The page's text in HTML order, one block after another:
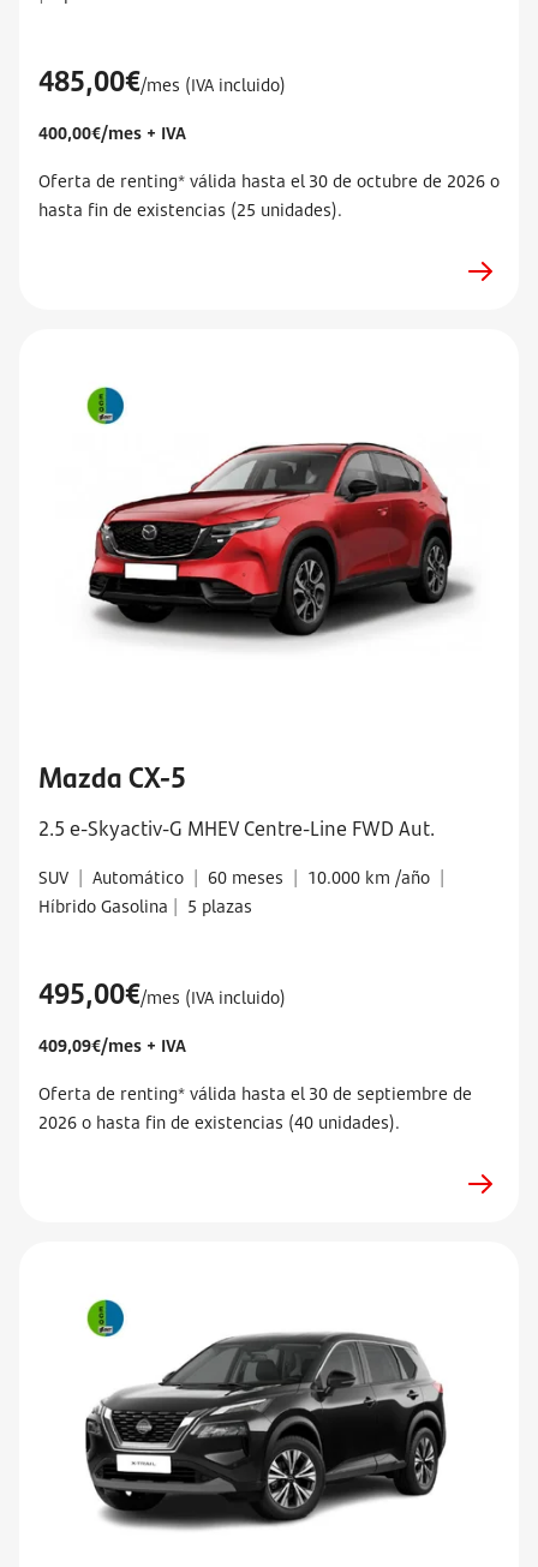
485,00€/mes (IVA incluido)
400,00€/mes + IVA
Oferta de renting* válida hasta el 30 de octubre de 2026 o
hasta fin de existencias (25 unidades).
Mazda CX-5
2.5 e-Skyactiv-G MHEV Centre-Line FWD Aut.
SUV | Automático | 60 meses | 10.000 km /año |
Híbrido Gasolina | 5 plazas
495,00€/mes (IVA incluido)
409,09€/mes + IVA
Oferta de renting* válida hasta el 30 de septiembre de
2026 o hasta fin de existencias (40 unidades).